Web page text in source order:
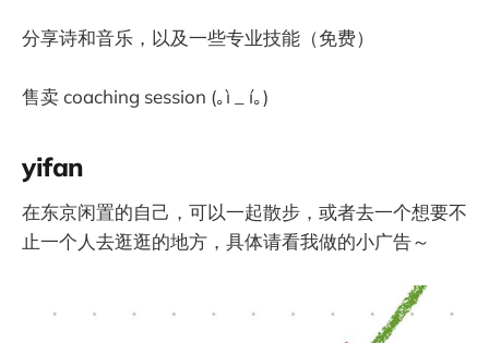
分享诗和音乐，以及一些专业技能（免费）
售卖 coaching session (｡ì _ í｡)
yifan
在东京闲置的自己，可以一起散步，或者去一个想要不
止一个人去逛逛的地方，具体请看我做的小广告～